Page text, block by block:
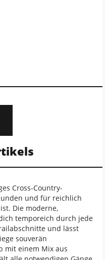
Cross-Country-
und für reichlich
Die moderne,
temporeich durch jede
und lässt
souverän
mit einem Mix aus